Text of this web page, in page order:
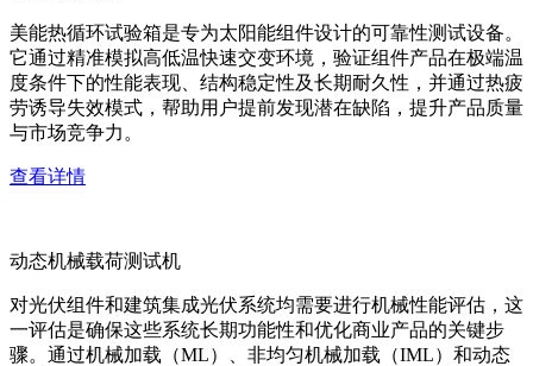
美能热循环试验箱是专为太阳能组件设计的可靠性测试设备。
它通过精准模拟高低温快速交变环境，验证组件产品在极端温
度条件下的性能表现、结构稳定性及长期耐久性，并通过热疲
劳诱导失效模式，帮助用户提前发现潜在缺陷，提升产品质量
与市场竞争力。
查看详情
动态机械载荷测试机
对光伏组件和建筑集成光伏系统均需要进行机械性能评估，这
一评估是确保这些系统长期功能性和优化商业产品的关键步
骤。通过机械加载（ML）、非均匀机械加载（IML）和动态